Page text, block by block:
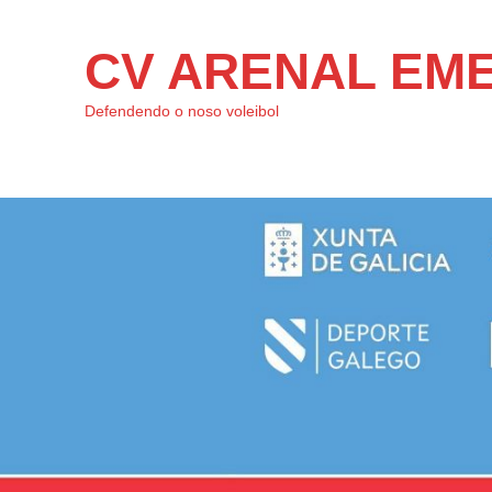
CV ARENAL
Defendendo o noso voleibol